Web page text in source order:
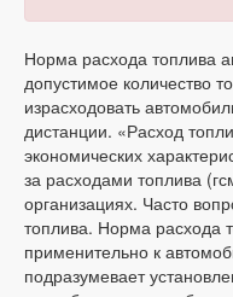
Норма расхода топлива
допустимое количество
израсходовать
дистанции. «Расход
экономических
за расходами топлива
организациях. Часто
топлива. Норма расхода
применительно к
подразумевает